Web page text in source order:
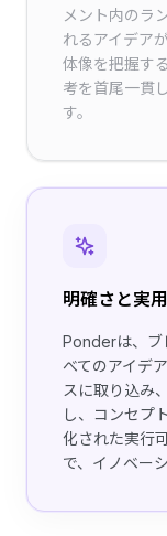
メント内のラ
れるアイデア
体像を把握す
考を首尾一貫
す。
明確さと実
Ponderは、ブ
べてのアイデ
スに取り込み
し、コンセプ
化された実行
で、イノベー